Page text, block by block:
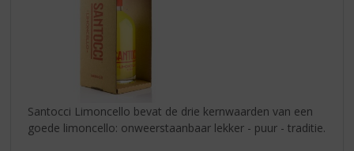
Santocci Limoncello bevat de drie kernwaarden van een
goede limoncello: onweerstaanbaar lekker - puur - traditie.